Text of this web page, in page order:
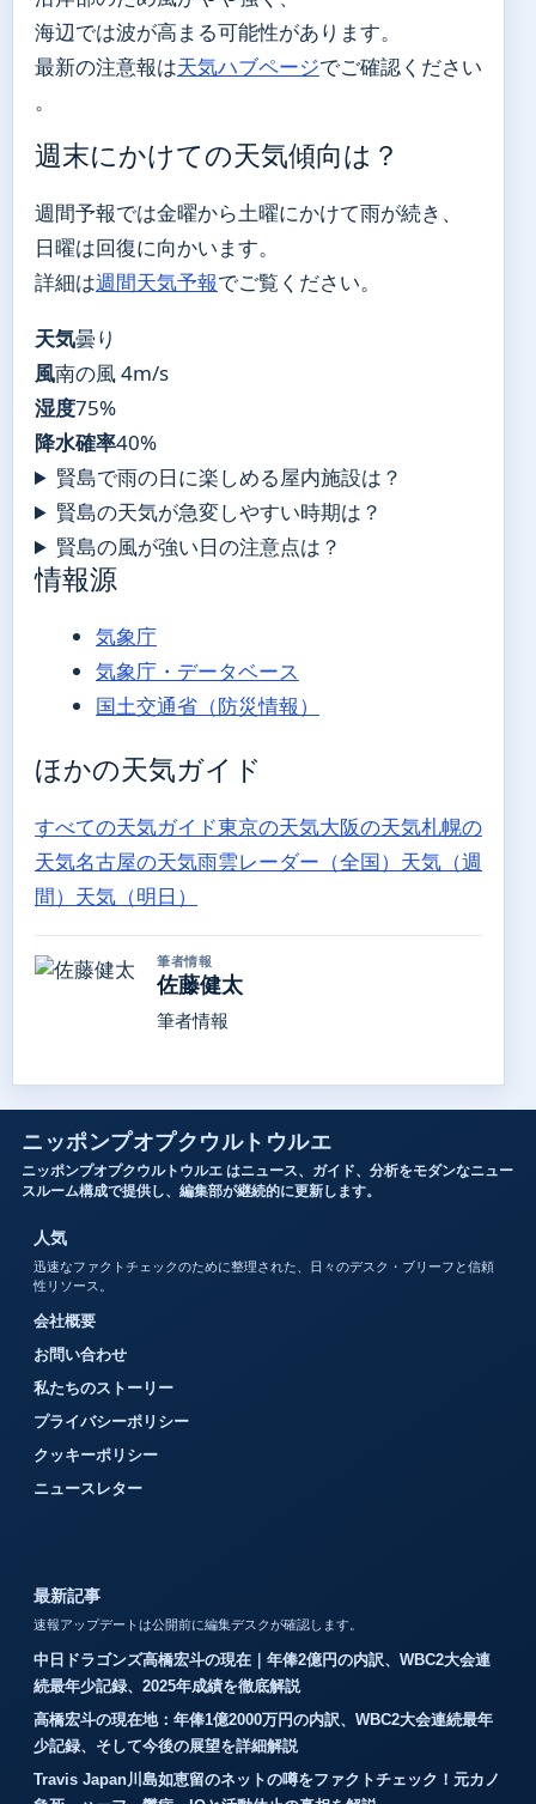
海辺では波が高まる可能性があります。
最新の注意報は天気ハブページでご確認ください
。
週末にかけての天気傾向は？
週間予報では金曜から土曜にかけて雨が続き、
日曜は回復に向かいます。
詳細は週間天気予報でご覧ください。
天気曇り
風南の風 4m/s
湿度75%
降水確率40%
賢島で雨の日に楽しめる屋内施設は？
賢島の天気が急変しやすい時期は？
賢島の風が強い日の注意点は？
情報源
気象庁
気象庁・データベース
国土交通省（防災情報）
ほかの天気ガイド
すべての天気ガイド東京の天気大阪の天気札幌の
天気名古屋の天気雨雲レーダー（全国） 天気（週
間） 天気（明日）
筆者情報
佐藤健太
筆者情報
ニッポンプオプクウルトウルエ
ニッポンプオプクウルトウルエ はニュース、ガイド、分析をモダンなニュー
スルーム構成で提供し、編集部が継続的に更新します。
人気
迅速なファクトチェックのために整理された、日々のデスク・ブリーフと信頼
性リソース。
会社概要
お問い合わせ
私たちのストーリー
プライバシーポリシー
クッキーポリシー
ニュースレター
最新記事
速報アップデートは公開前に編集デスクが確認します。
中日ドラゴンズ高橋宏斗の現在｜年俸2億円の内訳、WBC2大会連
続最年少記録、2025年成績を徹底解説
高橋宏斗の現在地：年俸1億2000万円の内訳、WBC2大会連続最年
少記録、そして今後の展望を詳細解説
Travis Japan川島如恵留のネットの噂をファクトチェック！元カノ